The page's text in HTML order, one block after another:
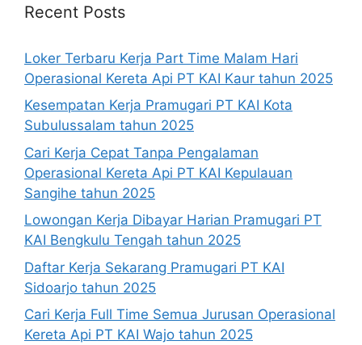
Recent Posts
Loker Terbaru Kerja Part Time Malam Hari
Operasional Kereta Api PT KAI Kaur tahun 2025
Kesempatan Kerja Pramugari PT KAI Kota
Subulussalam tahun 2025
Cari Kerja Cepat Tanpa Pengalaman
Operasional Kereta Api PT KAI Kepulauan
Sangihe tahun 2025
Lowongan Kerja Dibayar Harian Pramugari PT
KAI Bengkulu Tengah tahun 2025
Daftar Kerja Sekarang Pramugari PT KAI
Sidoarjo tahun 2025
Cari Kerja Full Time Semua Jurusan Operasional
Kereta Api PT KAI Wajo tahun 2025